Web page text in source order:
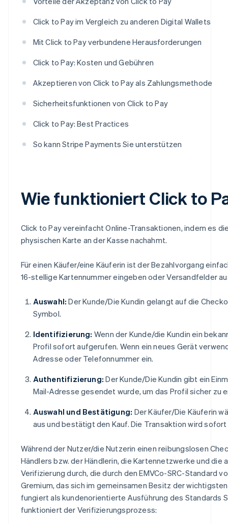
Click to Pay im Vergleich zu anderen Digital Wallets
Mit Click to Pay verbundene Herausforderungen
Click to Pay: Kosten und Gebühren
Akzeptieren von Click to Pay als Zahlungsmethode
Sicherheitsfunktionen von Click to Pay
Click to Pay: Best Practices
So kann Stripe Payments Sie unterstützen
Wie funktioniert Click to
Click to Pay vereinfacht Online-Transaktionen, indem es
physischen Karte an der Kasse nachahmt.
Für einen Käufer/eine Käuferin ist der Bezahlvorgang
16-stellige Kartennummer eingeben oder Versandfelder
Auswahl: Der Kunde/Die Kundin gelangt auf die
Symbol.
Identifizierung: Wenn der Kunde/die Kundin ein
Profil sofort aufgerufen. Wenn ein neues Gerät
Adresse oder Telefonnummer ein.
Authentifizierung: Der Kunde/Die Kundin gibt ein
Mail-Adresse gesendet wurde, um das Profil sicher zu
Auswahl und Bestätigung: Der Käufer/Die Käuferin
aus und bestätigt den Kauf. Die Transaktion wird
Während der Nutzer/die Nutzerin einen reibungslosen
Händlers bzw. der Händlerin, die Kartennetzwerke und
Verifizierung durch, die durch den EMVCo-SRC-Standard
Gremium, das sich im gemeinsamen Besitz der
fungiert als kundenorientierte Ausführung des Standards
funktioniert der Verifizierungsprozess: